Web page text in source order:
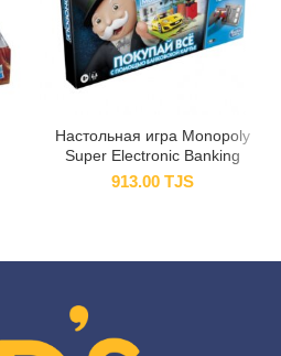
Настольная игра Monopoly
Super Electronic Banking
913.00 TJS